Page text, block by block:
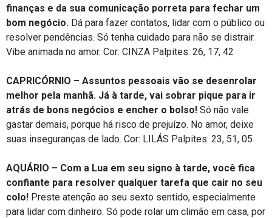
finanças e da sua comunicação porreta para fechar um
bom negócio. Dá para fazer contatos, lidar com o público ou
resolver pendências. Só tenha cuidado para não se distrair.
Vibe animada no amor. Cor: CINZA Palpites: 26, 17, 42
CAPRICÓRNIO – Assuntos pessoais vão se desenrolar
melhor pela manhã. Já à tarde, vai sobrar pique para ir
atrás de bons negócios e encher o bolso! Só não vale
gastar demais, porque há risco de prejuízo. No amor, deixe
suas inseguranças de lado. Cor: LILÁS Palpites: 23, 51, 05
AQUÁRIO – Com a Lua em seu signo à tarde, você fica
confiante para resolver qualquer tarefa que cair no seu
colo! Preste atenção ao seu sexto sentido, especialmente
para lidar com dinheiro. Só pode rolar um climão em casa, por